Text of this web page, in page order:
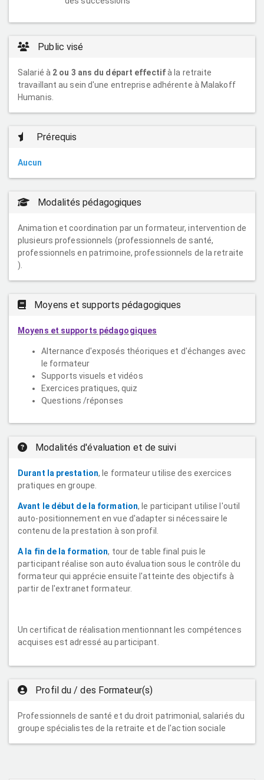
Public visé
Salarié à 2 ou 3 ans du départ effectifà la retraite
travaillant au sein d'une entreprise adhérente à Malakoff
Humanis.
Prérequis
Aucun
Modalités pédagogiques
Animation et coordination par un formateur, intervention de
plusieurs professionnels (professionnels de santé,
professionnels en patrimoine, professionnels de la retraite
).
Moyens et supports pédagogiques
Moyens et supports pédagogiques
Alternance d'exposés théoriques et d'échanges avec
le formateur
Supports visuels et vidéos
Exercices pratiques, quiz
Questions /réponses
Modalités d'évaluation et de suivi
Durant la prestation, le formateur utilise des exercices
pratiques en groupe.
Avant le début de la formation, le participant utilise l'outil
auto-positionnement en vue d'adapter si nécessaire le
contenu de la prestation à son profil.
A la fin de la formation, tour de table final puis le
participant réalise son auto évaluation sous le contrôle du
formateur qui apprécie ensuite l'atteinte des objectifs à
partir de l'extranet formateur.
Un certificat de réalisation mentionnant les compétences
acquises est adressé au participant.
Profil du / des Formateur(s)
Professionnels de santé et du droit patrimonial, salariés du
groupe spécialistes de la retraite et de l'action sociale